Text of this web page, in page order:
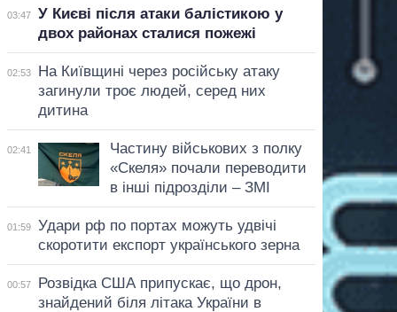
03:47
У Києві після атаки балістикою у
двох районах сталися пожежі
02:53
На Київщині через російську атаку
загинули троє людей, серед них
дитина
02:41
Частину військових з полку
«Скеля» почали переводити
в інші підрозділи – ЗМІ
01:59
Удари рф по портах можуть удвічі
скоротити експорт українського зерна
00:57
Розвідка США припускає, що дрон,
знайдений біля літака України в